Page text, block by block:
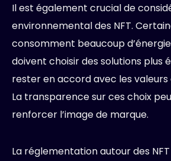
Il est également crucial de
environnemental des NFT.
consomment beaucoup
doivent choisir des solutions plus
rester en accord avec les valeurs
La transparence sur ces choix
renforcer l’image de marque.
La réglementation autour des